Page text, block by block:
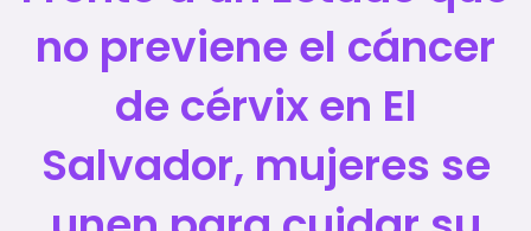
no previene el cáncer
de cérvix en El
Salvador, mujeres se